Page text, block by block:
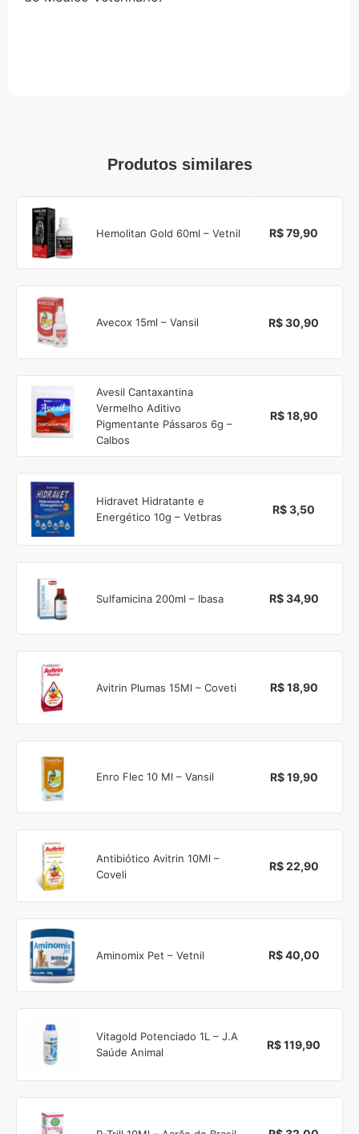
Produtos similares
Hemolitan Gold 60ml – Vetnil R$ 79,90
Avecox 15ml – Vansil R$ 30,90
Avesil Cantaxantina
Vermelho Aditivo
Pigmentante Pássaros 6g –
Calbos
R$ 18,90
Hidravet Hidratante e
Energético 10g – Vetbras
R$ 3,50
Sulfamicina 200ml – Ibasa R$ 34,90
Avitrin Plumas 15Ml – Coveti R$ 18,90
Enro Flec 10 Ml – Vansil R$ 19,90
Antibiótico Avitrin 10Ml –
Coveli
R$ 22,90
Aminomix Pet – Vetnil R$ 40,00
Vitagold Potenciado 1L – J.A
Saúde Animal
R$ 119,90